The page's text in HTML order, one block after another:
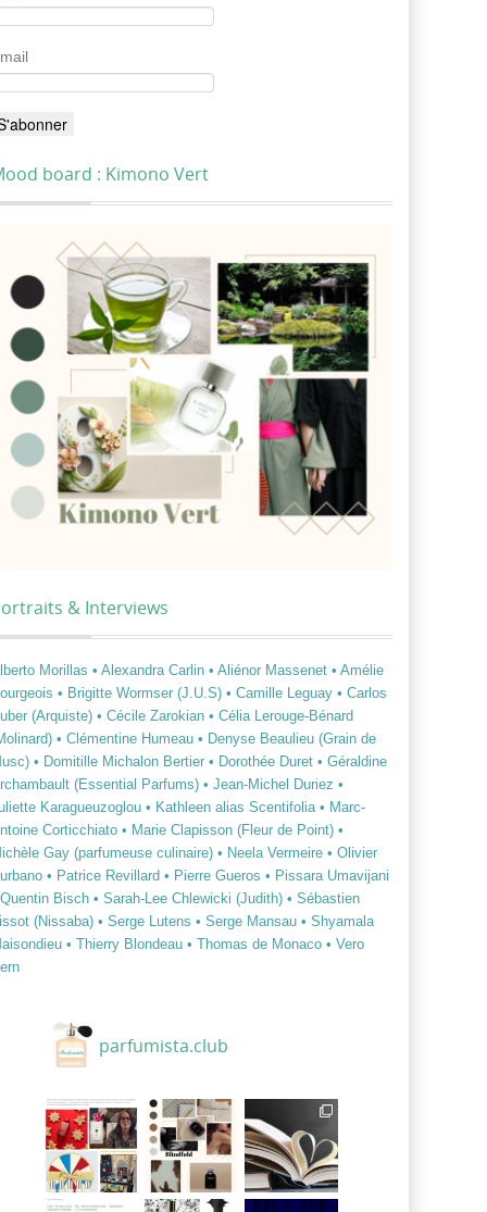
board : Kimono Vert
& Interviews
Morillas • Alexandra Carlin • Aliénor Massenet • Amélie
• Brigitte Wormser (J.U.S) • Camille Leguay • Carlos
(Arquiste) • Cécile Zarokian • Célia Lerouge-Bénard
• Clémentine Humeau • Denyse Beaulieu (Grain de
• Domitille Michalon Bertier • Dorothée Duret • Géraldine
(Essential Parfums) • Jean-Michel Duriez •
Karagueuzoglou • Kathleen alias Scentifolia • Marc-
Corticchiato • Marie Clapisson (Fleur de Point) •
Gay (parfumeuse culinaire) • Neela Vermeire • Olivier
• Patrice Revillard • Pierre Gueros • Pissara Umavijani
Bisch • Sarah-Lee Chlewicki (Judith) • Sébastien
(Nissaba) • Serge Lutens • Serge Mansau • Shyamala
• Thierry Blondeau • Thomas de Monaco • Vero
parfumista.club